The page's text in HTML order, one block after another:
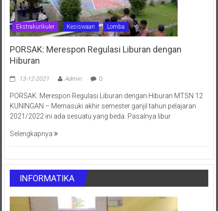
Ekstrakurikuler Kesiswaan Lomba
PORSAK: Merespon Regulasi Liburan dengan
Hiburan
13-12-2021 Admin 0
PORSAK: Merespon Regulasi Liburan dengan Hiburan MTSN 12
KUNINGAN – Memasuki akhir semester ganjil tahun pelajaran
2021/2022 ini ada sesuatu yang beda. Pasalnya libur
Selengkapnya
INFORMATIKA